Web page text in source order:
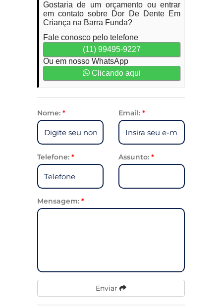
Gostaria de um orçamento ou entrar
em contato sobre Dor De Dente Em
Criança na Barra Funda?
Fale conosco pelo telefone
(11) 99495-9227
Ou em nosso WhatsApp
Clicando aqui
Nome: * Email: *
Telefone: * Assunto: *
Mensagem: *
Enviar